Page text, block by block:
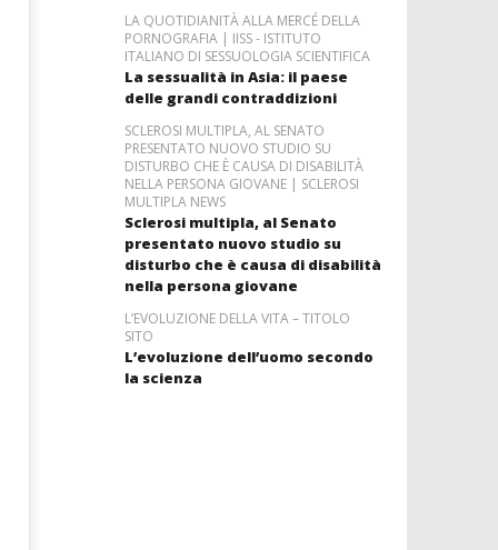
LA QUOTIDIANITÀ ALLA MERCÉ DELLA
PORNOGRAFIA | IISS - ISTITUTO
ITALIANO DI SESSUOLOGIA SCIENTIFICA
La sessualità in Asia: il paese
delle grandi contraddizioni
SCLEROSI MULTIPLA, AL SENATO
PRESENTATO NUOVO STUDIO SU
DISTURBO CHE È CAUSA DI DISABILITÀ
NELLA PERSONA GIOVANE | SCLEROSI
MULTIPLA NEWS
Sclerosi multipla, al Senato
presentato nuovo studio su
disturbo che è causa di disabilità
nella persona giovane
L’EVOLUZIONE DELLA VITA – TITOLO
SITO
L’evoluzione dell’uomo secondo
la scienza